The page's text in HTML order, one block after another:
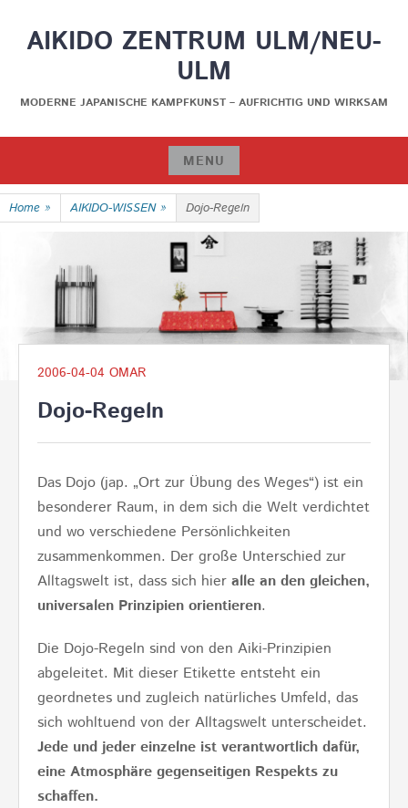
AIKIDO ZENTRUM ULM/NEU-
ULM
MODERNE JAPANISCHE KAMPFKUNST – AUFRICHTIG UND WIRKSAM
MENU
Skip
to
Home » AIKIDO-WISSEN » Dojo-Regeln
2006-04-04 OMAR
Dojo-Regeln
Das Dojo (jap. „Ort zur Übung des Weges“) ist ein
besonderer Raum, in dem sich die Welt verdichtet
und wo verschiedene Persönlichkeiten
zusammenkommen. Der große Unterschied zur
Alltagswelt ist, dass sich hier alle an den gleichen,
universalen Prinzipien orientieren.
Die Dojo-Regeln sind von den Aiki-Prinzipien
abgeleitet. Mit dieser Etikette entsteht ein
geordnetes und zugleich natürliches Umfeld, das
sich wohltuend von der Alltagswelt unterscheidet.
Jede und jeder einzelne ist verantwortlich dafür,
eine Atmosphäre gegenseitigen Respekts zu
schaffen.